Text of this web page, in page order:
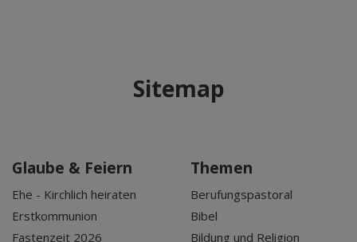
Sitemap
Glaube & Feiern
Ehe - Kirchlich heiraten
Erstkommunion
Fastenzeit 2026
Themen
Berufungspastoral
Bibel
Bildung und Religion